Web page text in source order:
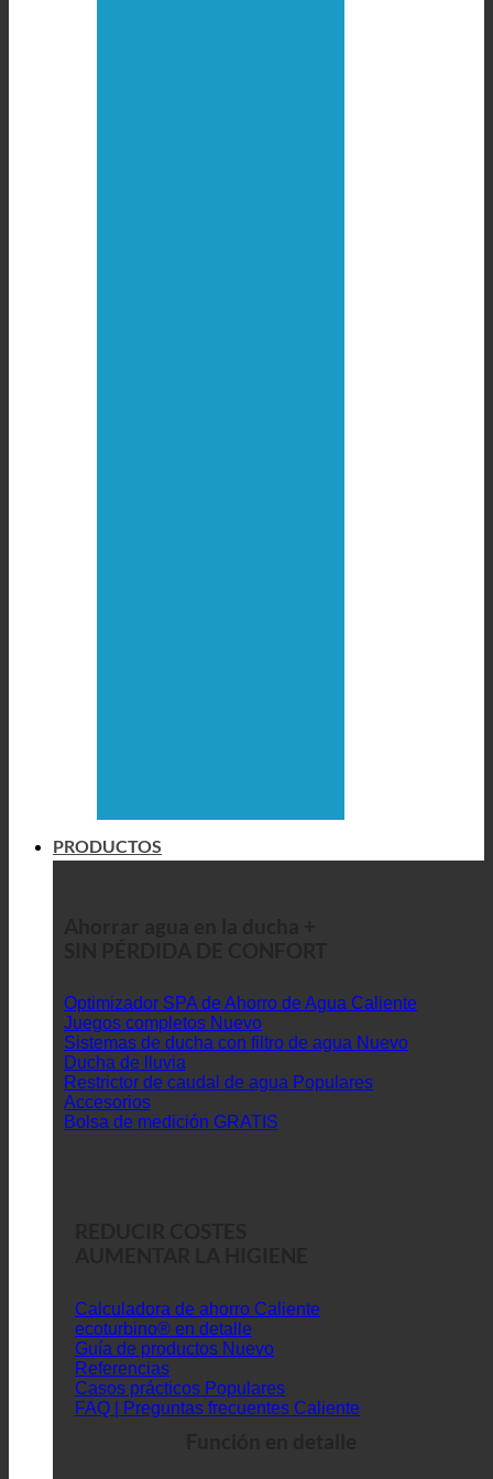
PRODUCTOS
Optimizador SPA de Ahorro de Agua
Juegos completos
Sistemas de ducha con filtro de agua
Ducha de lluvia
Restrictor de caudal de agua
Accesorios
Bolsa de medición GRATIS
Calculadora de ahorro
ecoturbino® en detalle
Guía de productos
Referencias
Casos prácticos
FAQ | Preguntas frecuentes